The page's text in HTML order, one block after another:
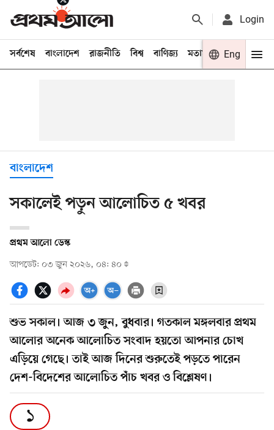
Login
সর্বশেষ বাংলাদেশ রাজনীতি বিশ্ব বাণিজ্য মতামত খেলা
Eng
বাংলাদেশ
সকালেই পড়ুন আলোচিত ৫ খবর
প্রথম আলো ডেস্ক
আপডেট: ০৩ জুন ২০২৬, ০৪: ৪০
শুভ সকাল। আজ ৩ জুন, বুধবার। গতকাল মঙ্গলবার প্রথম
আলোর অনেক আলোচিত সংবাদ হয়তো আপনার চোখ
এড়িয়ে গেছে। তাই আজ দিনের শুরুতেই পড়তে পারেন
দেশ-বিদেশের আলোচিত পাঁচ খবর ও বিশ্লেষণ।
১